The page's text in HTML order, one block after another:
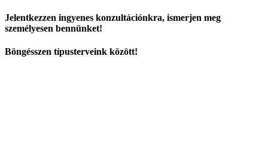
Jelentkezzen ingyenes konzultációnkra, ismerjen meg
személyesen bennünket!
Böngésszen típusterveink között!